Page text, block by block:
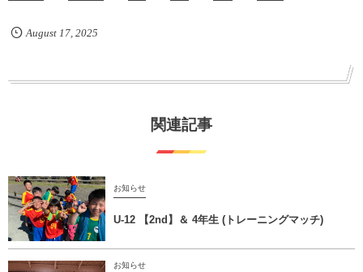
August 17, 2025
関連記事
お知らせ
U-12 【2nd】＆ 4年生 (トレーニングマッチ)
お知らせ